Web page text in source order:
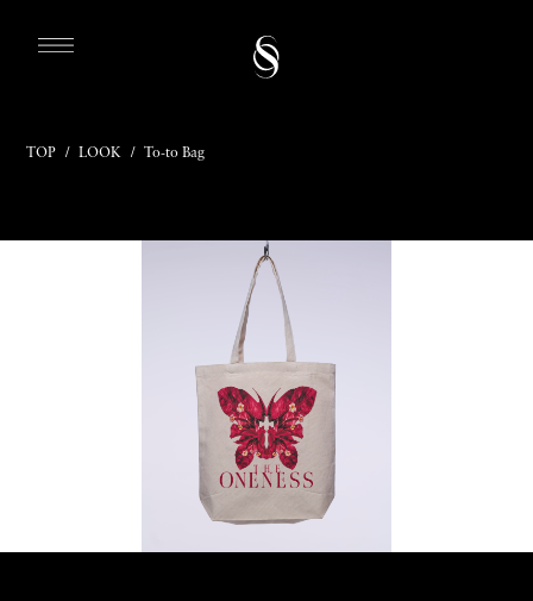
TOP / LOOK / To-to Bag